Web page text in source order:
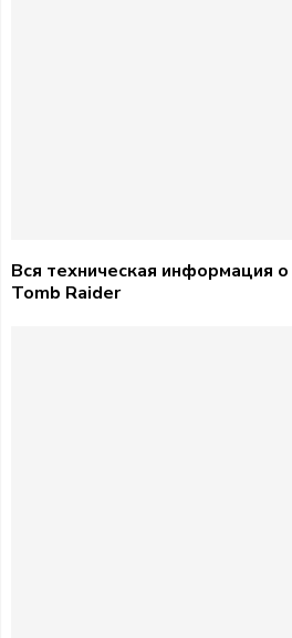
Вся техническая информация
Tomb Raider